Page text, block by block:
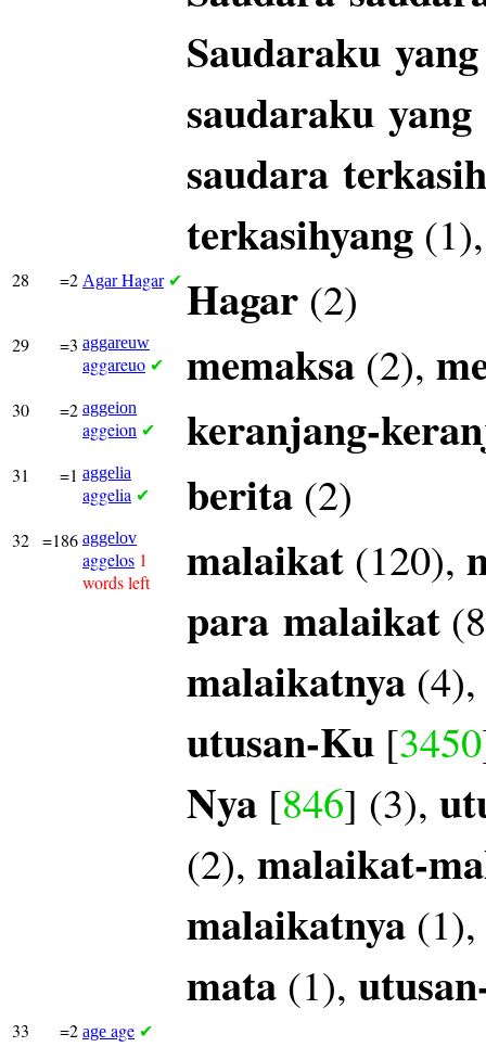
Saudaraku yang
saudaraku yang
saudara terkasih
terkasihyang
28 =2 AgarHagar ✔ Hagar (2)
29 =3 aggareuw
aggareuo ✔ memaksa (2),
30 =2 aggeion
aggeion ✔ keranjang-
31 =1 aggelia
aggelia ✔ berita (2)
32 =186 aggelov
aggelos 1
words left
malaikat (120),
para malaikat
malaikatnya (4),
utusan-Ku [3450
Nya [846] (3),
(2), malaikat-
malaikatnya (1),
mata (1),
33 =2 age age ✔